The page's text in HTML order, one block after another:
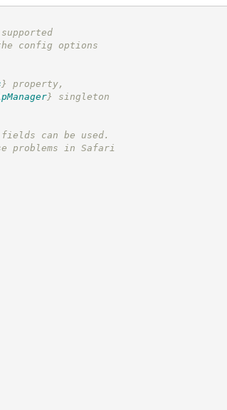
config options
} property,
} singleton
can be used.
problems in Safari